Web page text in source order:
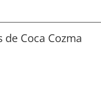
de Coca Cozma